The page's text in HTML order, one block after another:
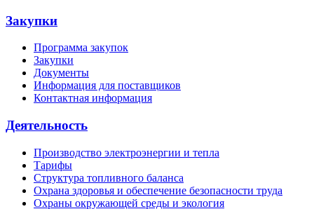
Закупки
Программа закупок
Закупки
Документы
Информация для поставщиков
Контактная информация
Деятельность
Производство электроэнергии и тепла
Тарифы
Структура топливного баланса
Охрана здоровья и обеспечение безопасности труда
Охраны окружающей среды и экология